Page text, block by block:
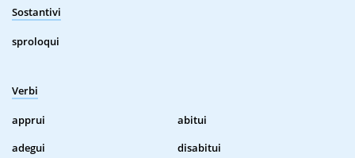
Sostantivi
sproloqui
Verbi
apprui
abitui
adegui
disabitui